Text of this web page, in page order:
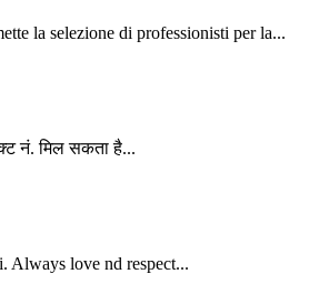
la selezione di professionisti per la...
नं. मिल सकता है...
Always love nd respect...